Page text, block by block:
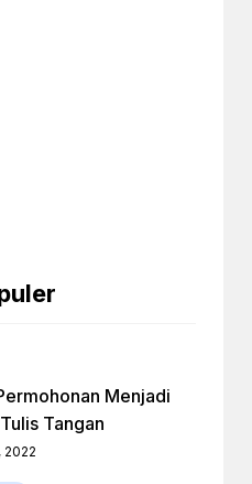
Menjadi
Tangan
2022